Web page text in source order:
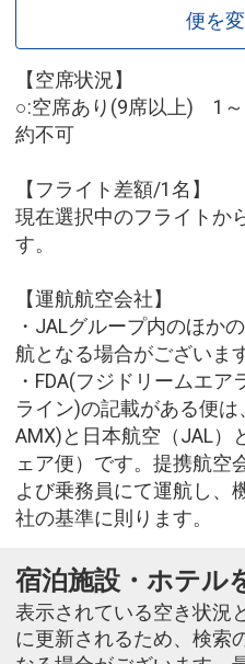
便を
【空席状況】
○:空席あり(9席以上) 1
約不可
【フライト差額/1名】
現在選択中のフライトか
す。
【運航航空会社】
・JALグループ内のほか
航となる場合がございま
・FDA(フジドリームエ
ライン)の記載がある便は
AMX)と日本航空（JAL）
ェア便）です。提携航空
よび乗務員にて運航し、
社の基準に則ります。
宿泊施設・ホテル
表示されている空き状況
に更新されるため、検索